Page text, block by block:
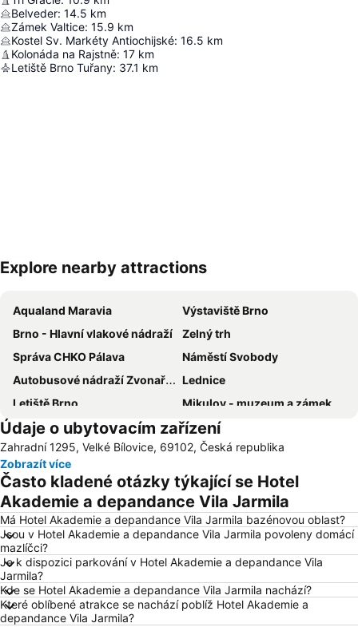
Belveder: 14.5 km
Zámek Valtice: 15.9 km
Kostel Sv. Markéty Antiochijské: 16.5 km
Kolonáda na Rajstně: 17 km
Letiště Brno Tuřany: 37.1 km
Explore nearby attractions
Aqualand Maravia
Výstaviště Brno
Brno - Hlavní vlakové nádraží
Zelný trh
Správa CHKO Pálava
Náměstí Svobody
Autobusové nádraží Zvonařka
Lednice
Letiště Brno
Mikulov - muzeum a zámek
Hrad Špilberk
Staré Brno
Janáčkovo divadlo
Svobodná republika Kraví hora Bořetice
ZOO park a Dinopark Vyškov
Kyjov
Městské divadlo Brno
Therme Laa
Aquapark Kohoutovice
Ski Park Stupava
Masarykovo náměstí
Walking in Poysdorf
Buchlov
Vinné sklepy Pavlovice
Vinařská obec Mutěnice
Valtice
Galerie Vaňkovka Brno
Vila Tugendhat
Údaje o ubytovacím zařízení
Zahradní 1295, Velké Bílovice, 69102, Česká republika
Zobrazít více
Často kladené otázky týkající se Hotel
Akademie a depandance Vila Jarmila
Má Hotel Akademie a depandance Vila Jarmila bazénovou oblast?
Jsou v Hotel Akademie a depandance Vila Jarmila povoleny domácí
mazlíčci?
Je k dispozici parkování v Hotel Akademie a depandance Vila
Jarmila?
Kde se Hotel Akademie a depandance Vila Jarmila nachází?
Které oblíbené atrakce se nachází poblíž Hotel Akademie a
depandance Vila Jarmila?